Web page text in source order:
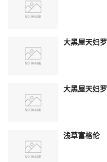
大黑屋天妇罗
大黑屋天妇罗
浅草富格伦